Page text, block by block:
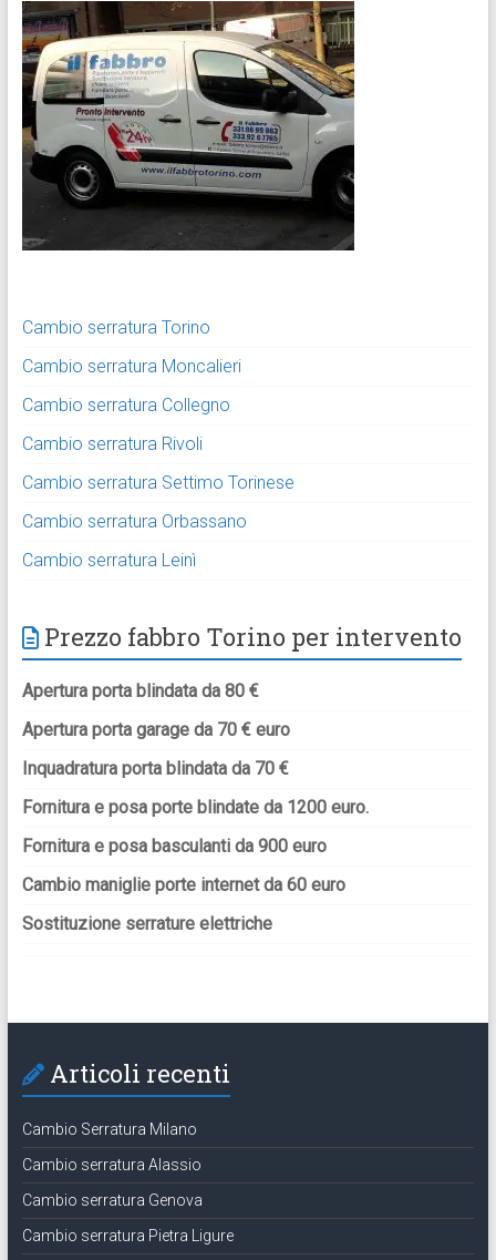
Cambio serratura Torino
Cambio serratura Moncalieri
Cambio serratura Collegno
Cambio serratura Rivoli
Cambio serratura Settimo Torinese
Cambio serratura Orbassano
Cambio serratura Leinì
Prezzo fabbro Torino per intervento
Apertura porta blindata da 80 €
Apertura porta garage da 70 € euro
Inquadratura porta blindata da 70 €
Fornitura e posa porte blindate da 1200 euro.
Fornitura e posa basculanti da 900 euro
Cambio maniglie porte internet da 60 euro
Sostituzione serrature elettriche
Articoli recenti
Cambio Serratura Milano
Cambio serratura Alassio
Cambio serratura Genova
Cambio serratura Pietra Ligure